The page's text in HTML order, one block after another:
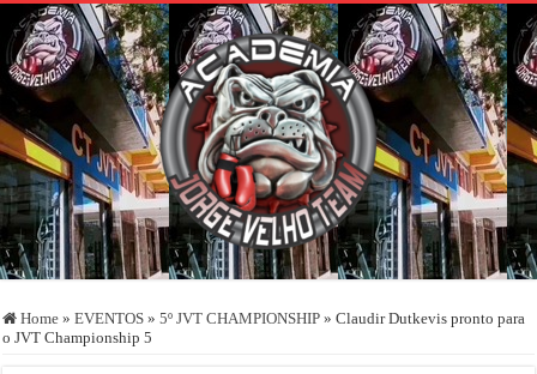
Home » EVENTOS » 5º JVT CHAMPIONSHIP » Claudir Dutkevis pronto para
o JVT Championship 5